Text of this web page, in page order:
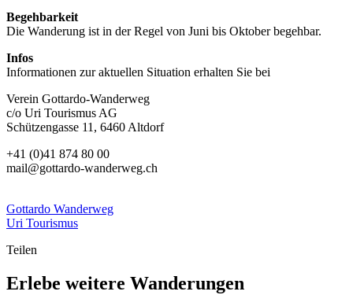
Begehbarkeit
Die Wanderung ist in der Regel von Juni bis Oktober begehbar.
Infos
Informationen zur aktuellen Situation erhalten Sie bei
Verein Gottardo-Wanderweg
c/o Uri Tourismus AG
Schützengasse 11, 6460 Altdorf
+41 (0)41 874 80 00
mail@gottardo-wanderweg.ch
Gottardo Wanderweg
Uri Tourismus
Teilen
Erlebe weitere Wanderungen